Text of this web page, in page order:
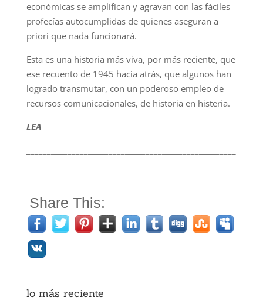
económicas se amplifican y agravan con las fáciles
profecías autocumplidas de quienes aseguran a
priori que nada funcionará.
Esta es una historia más viva, por más reciente, que
ese recuento de 1945 hacia atrás, que algunos han
logrado transmutar, con un poderoso empleo de
recursos comunicacionales, de historia en histeria.
LEA
Share This:
lo más reciente